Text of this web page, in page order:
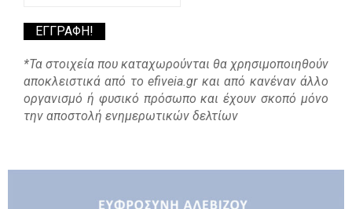
*Τα στοιχεία που καταχωρούνται θα χρησιμοποιηθούν
αποκλειστικά από το efiveia.gr και από κανέναν άλλο
οργανισμό ή φυσικό πρόσωπο και έχουν σκοπό μόνο
την αποστολή ενημερωτικών δελτίων